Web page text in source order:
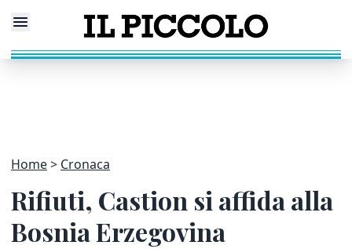
Home Cronaca
Rifiuti, Castion si affida alla
Bosnia Erzegovina